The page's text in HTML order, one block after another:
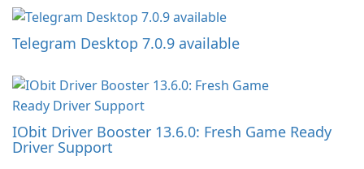
Telegram Desktop 7.0.9 available
IObit Driver Booster 13.6.0: Fresh Game Ready
Driver Support